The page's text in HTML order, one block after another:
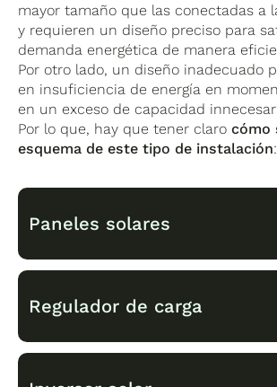
mayor tamaño que las conectadas a
y requieren un diseño preciso para
demanda energética de manera
Por otro lado, un diseño inadecuado
en insuficiencia de energía en
en un exceso de capacidad
Por lo que, hay que tener clarocómo
esquema de este tipo de instalación:
Paneles solares
Los paneles solares son
captar la radiación solar y
energíaen forma de corriente
Regulador de carga